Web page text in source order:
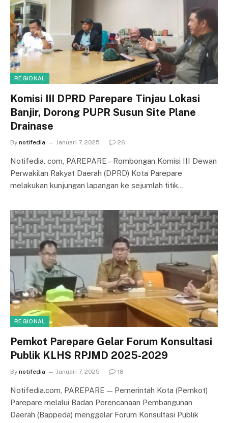
REGIONAL
Komisi III DPRD Parepare Tinjau Lokasi
Banjir, Dorong PUPR Susun Site Plane
Drainase
By notifedia Januari 7, 2025 26
Notifedia. com, PAREPARE – Rombongan Komisi III Dewan
Perwakilan Rakyat Daerah (DPRD) Kota Parepare
melakukan kunjungan lapangan ke sejumlah titik…
REGIONAL
Pemkot Parepare Gelar Forum Konsultasi
Publik KLHS RPJMD 2025-2029
By notifedia Januari 7, 2025 18
Notifedia.com, PAREPARE — Pemerintah Kota (Pemkot)
Parepare melalui Badan Perencanaan Pembangunan
Daerah (Bappeda) menggelar Forum Konsultasi Publik